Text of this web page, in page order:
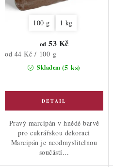
100 g 1 kg
Skladem (5 ks)
od 53 Kč
Měrná
od 44 Kč / 100 g
Pravý marcipán v hnědé barvě
pro cukrářskou dekoraci
Marcipán je neodmyslitelnou
součástí...